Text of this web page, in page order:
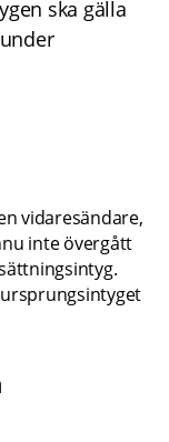
ska gälla
vidaresändare,
inte övergått